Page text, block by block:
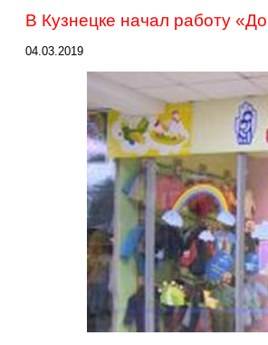
В Кузнецке начал работу
04.03.2019